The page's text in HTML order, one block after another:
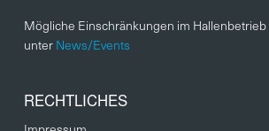
Mögliche Einschränkungen im Hallenbetrieb
unter News/Events
RECHTLICHES